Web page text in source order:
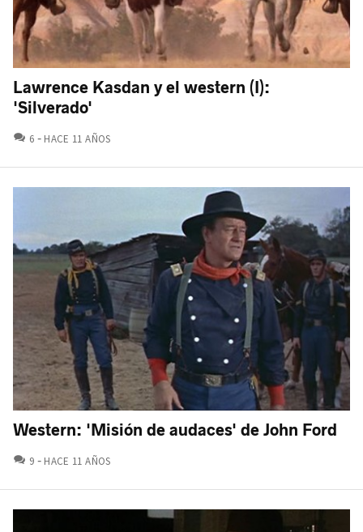
Lawrence Kasdan y el western (I):
'Silverado'
6 COMENTARIOS
HACE 11 AÑOS
Western: 'Misión de audaces' de John Ford
9 COMENTARIOS
HACE 11 AÑOS